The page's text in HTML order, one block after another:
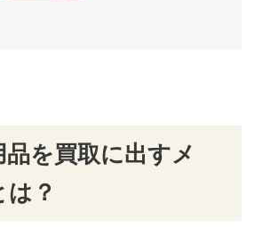
を買取に出すメ
は？